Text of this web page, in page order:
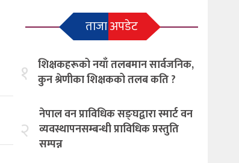
ताजा अपडेट
१ शिक्षकहरूको नयाँ तलबमान सार्वजनिक,
कुन श्रेणीका शिक्षकको तलब कति ?
२
नेपाल वन प्राविधिक सङ्घद्वारा स्मार्ट वन
व्यवस्थापनसम्बन्धी प्राविधिक प्रस्तुति
सम्पन्न